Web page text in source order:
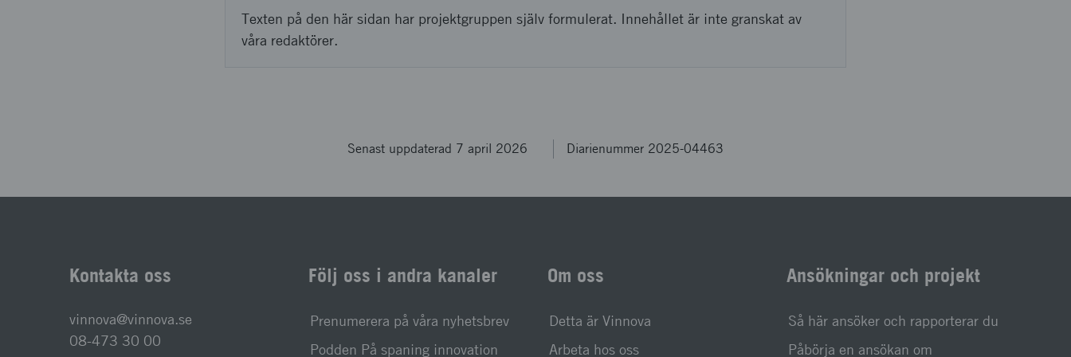
Texten på den här sidan har projektgruppen själv formulerat. Innehållet är inte granskat av
våra redaktörer.
Senast uppdaterad 7 april 2026 Diarienummer 2025-04463
Kontakta oss
vinnova@vinnova.se
08-473 30 00
Följ oss i andra kanaler
Prenumerera på våra nyhetsbrev
Podden På spaning innovation
Om oss
Detta är Vinnova
Arbeta hos oss
Ansökningar och projekt
Så här ansöker och rapporterar du
Påbörja en ansökan om